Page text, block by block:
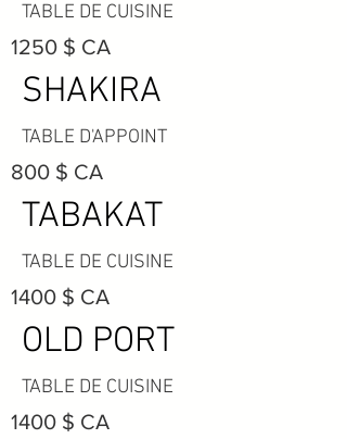
TABLE DE CUISINE
TABLE D'APPOINT
SHAKIRA
TABLE DE CUISINE
TABAKAT
TABLE DE CUISINE
OLD PORT
1250 $ CA
800 $ CA
1400 $ CA
1400 $ CA